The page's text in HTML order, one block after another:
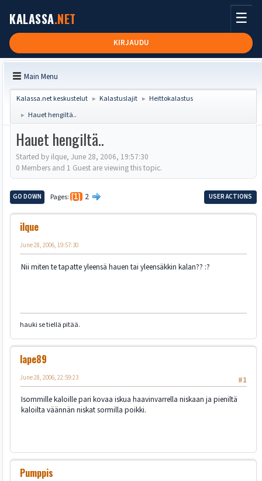
KALASSA.NET
KIRJAUDU
☰
Main Menu
Kalassa.net keskustelut ► Kalastuslajit ► Heittokalastus
► Hauet hengiltä..
Hauet hengiltä..
Started by ilque, June 28, 2006, 19:57:30
0 Members and 1 Guest are viewing this topic.
GO DOWN Pages 1 2 USER ACTIONS
ilque
June 28, 2006, 19:57:30
Nii miten te tapatte yleensä hauen tai yleensäkkin kalan?? :?
hauki se tiellä pitää.
lape89
#1
June 28, 2006, 22:59:23
Isommille kaloille pari kovaa iskua haavinvarrella niskaan ja pieniltä
kaloilta väännän niskat sormilla poikki.
Pumppis